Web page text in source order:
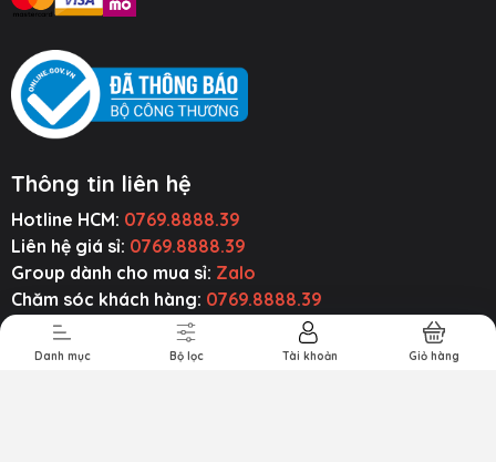
Kiện Ô Tô
Thiết Bị Âm
Thanh
Tiện Ích Thông
Minh
Thông tin liên hệ
Hotline HCM: 0769.8888.39
Liên hệ giá sỉ: 0769.8888.39
Group dành cho mua sỉ: Zalo
Chăm sóc khách hàng: 0769.8888.39
Email liên hệ:
baseusmall.vn@gmail.com
Zalo:0769.8888.39
Danh mục Bộ lọc Tài khoản Giỏ hàng